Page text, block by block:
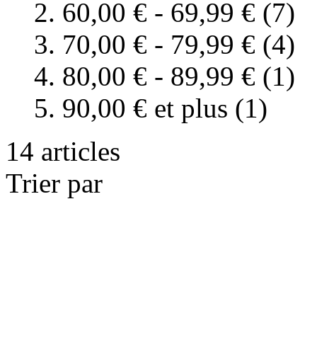
60,00 € - 69,99 € (7)
70,00 € - 79,99 € (4)
80,00 € - 89,99 € (1)
90,00 € et plus (1)
14 articles
Trier par